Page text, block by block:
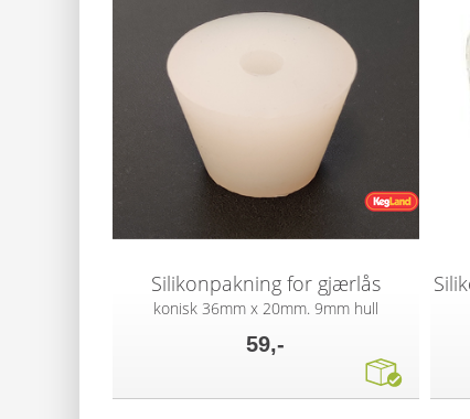
Silikonpakning for gjærlås
konisk 36mm x 20mm. 9mm hull
59,-